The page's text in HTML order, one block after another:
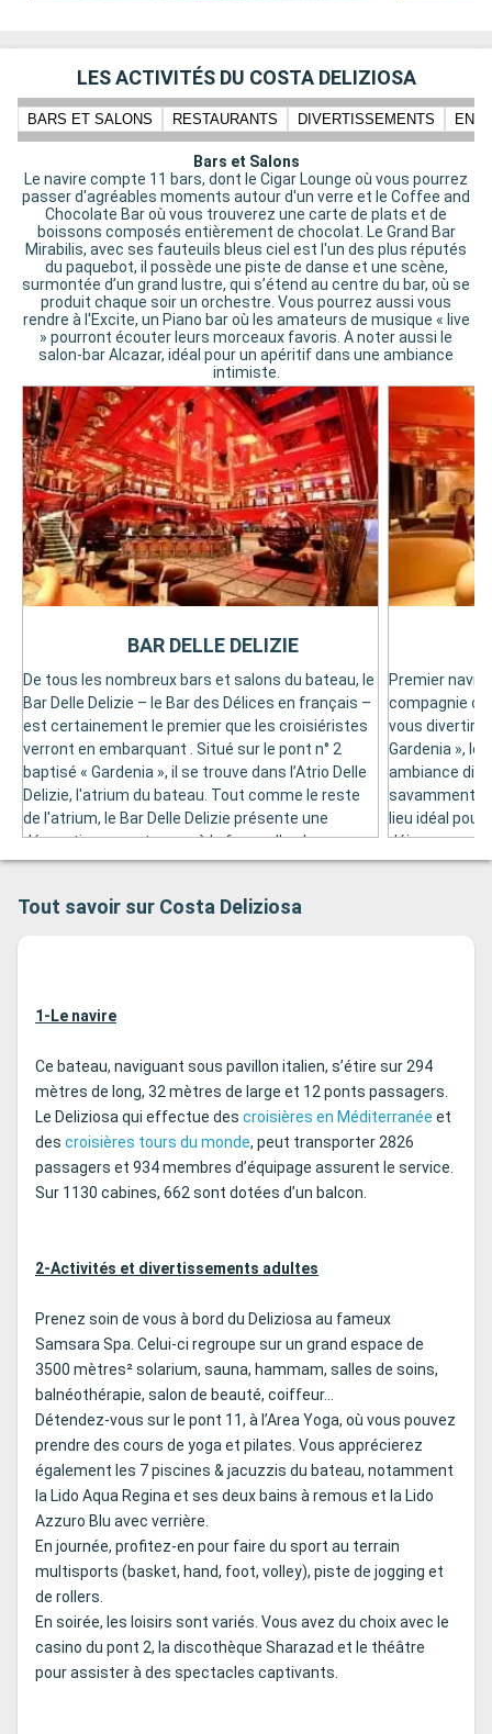
LES ACTIVITÉS DU COSTA DELIZIOSA
BARS ET SALONS RESTAURANTS DIVERTISSEMENTS
Bars et Salons
Le navire compte 11 bars, dont le Cigar Lounge où vous pourrez
passer d'agréables moments autour d'un verre et le Coffee and
Chocolate Bar où vous trouverez une carte de plats et de
boissons composés entièrement de chocolat. Le Grand Bar
Mirabilis, avec ses fauteuils bleus ciel est l'un des plus réputés
du paquebot, il possède une piste de danse et une scène,
surmontée d’un grand lustre, qui s’étend au centre du bar, où se
produit chaque soir un orchestre. Vous pourrez aussi vous
rendre à l'Excite, un Piano bar où les amateurs de musique « live
» pourront écouter leurs morceaux favoris. A noter aussi le
salon-bar Alcazar, idéal pour un apéritif dans une ambiance
intimiste.
De tous les nombreux bars et salons du bateau, le
Bar Delle Delizie – le Bar des Délices en français –
est certainement le premier que les croisiéristes
verront en embarquant . Situé sur le pont n° 2
baptisé « Gardenia », il se trouve dans l’Atrio Delle
Delizie, l'atrium du bateau. Tout comme le reste
de l'atrium, le Bar Delle Delizie présente une
décoration somptueuse à la façon d'un bar
d'hôtel de luxe. Il fait face à une immense piste où
Arnaldo Pomodoro. Ce bar est l'endroit tout
BAR DELLE DELIZIE
Premier
compagnie
vous divertir.
Gardenia », le
ambiance
savamment le
lieu idéal pour
déjeuner ou
trouve juste à
Tout savoir sur Costa Deliziosa
1-Le navire
Ce bateau, naviguant sous pavillon italien, s’étire sur 294
mètres de long, 32 mètres de large et 12 ponts passagers.
Le Deliziosa qui effectue des croisières en Méditerranée et
des croisières tours du monde, peut transporter 2826
passagers et 934 membres d’équipage assurent le service.
Sur 1130 cabines, 662 sont dotées d’un balcon.
2-Activités et divertissements adultes
Prenez soin de vous à bord du Deliziosa au fameux
Samsara Spa. Celui-ci regroupe sur un grand espace de
3500 mètres² solarium, sauna, hammam, salles de soins,
balnéothérapie, salon de beauté, coiffeur…
Détendez-vous sur le pont 11, à l’Area Yoga, où vous pouvez
prendre des cours de yoga et pilates. Vous apprécierez
également les 7 piscines & jacuzzis du bateau, notamment
la Lido Aqua Regina et ses deux bains à remous et la Lido
Azzuro Blu avec verrière.
En journée, profitez-en pour faire du sport au terrain
multisports (basket, hand, foot, volley), piste de jogging et
de rollers.
En soirée, les loisirs sont variés. Vous avez du choix avec le
casino du pont 2, la discothèque Sharazad et le théâtre
pour assister à des spectacles captivants.